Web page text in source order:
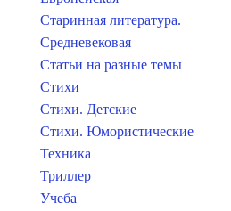
Старинная литература.
Средневековая
Статьи на разные темы
Стихи
Стихи. Детские
Стихи. Юмористические
Техника
Триллер
Учеба